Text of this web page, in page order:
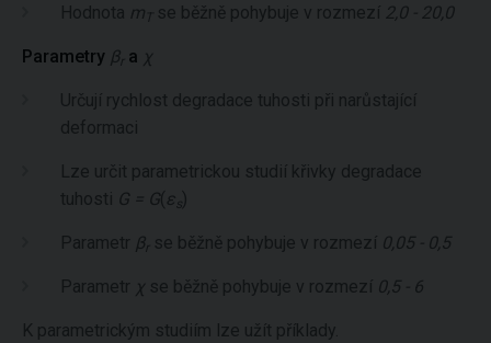
Hodnota m T se běžně pohybuje v rozmezí 2,0 - 20,0
Parametry βr a χ
Určují rychlost degradace tuhosti při narůstající
deformaci
Lze určit parametrickou studií křivky degradace
tuhosti G = G( ε s)
Parametr βr se běžně pohybuje v rozmezí 0,05 - 0,5
Parametr χ se běžně pohybuje v rozmezí 0,5 - 6
K parametrickým studiím lze užít příklady.